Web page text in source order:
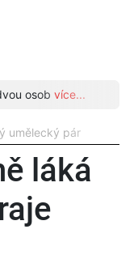
osob více...
umělecký pár
láká